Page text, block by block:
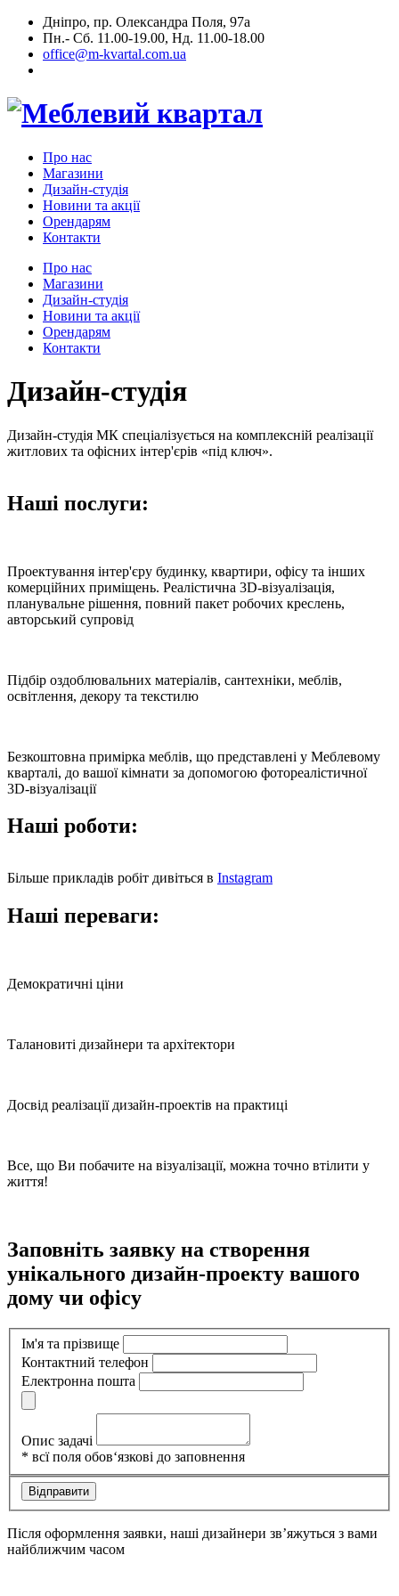
Дніпро, пр. Олександра Поля, 97а
Пн.- Сб. 11.00-19.00, Нд. 11.00-18.00
office@m-kvartal.com.ua
Про нас
Магазини
Дизайн-студія
Новини та акції
Орендарям
Контакти
Про нас
Магазини
Дизайн-студія
Новини та акції
Орендарям
Контакти
Дизайн-студія
Дизайн-студія МК спеціалізується на комплексній реалізації
житлових та офісних інтер'єрів «під ключ».
Наші послуги:
Проектування інтер'єру будинку, квартири, офісу та інших
комерційних приміщень. Реалістична 3D-візуалізація,
планувальне рішення, повний пакет робочих креслень,
авторський супровід
Підбір оздоблювальних матеріалів, сантехніки, меблів,
освітлення, декору та текстилю
Безкоштовна примірка меблів, що представлені у Меблевому
кварталі, до вашої кімнати за допомогою фотореалістичної
3D-візуалізації
Наші роботи:
Більше прикладів робіт дивіться в Instagram
Наші переваги:
Демократичні ціни
Талановиті дизайнери та архітектори
Досвід реалізації дизайн-проектів на практиці
Все, що Ви побачите на візуалізації, можна точно втілити у
життя!
Заповніть заявку на створення
унікального дизайн-проекту вашого
дому чи офісу
Ім'я та прізвище
Контактний телефон
Електронна пошта
Опис задачі
* всї поля обов‘язкові до заповнення
Після оформлення заявки, наші дизайнери зв’яжуться з вами
найближчим часом